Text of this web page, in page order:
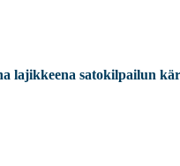
lajikkeena satokilpailun